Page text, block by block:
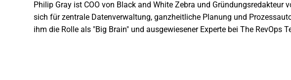
Philip Gray ist COO von Black and White Zebra und
sich für zentrale Datenverwaltung, ganzheitliche Planung und
ihm die Rolle als "Big Brain" und ausgewiesener Experte bei The RevOps